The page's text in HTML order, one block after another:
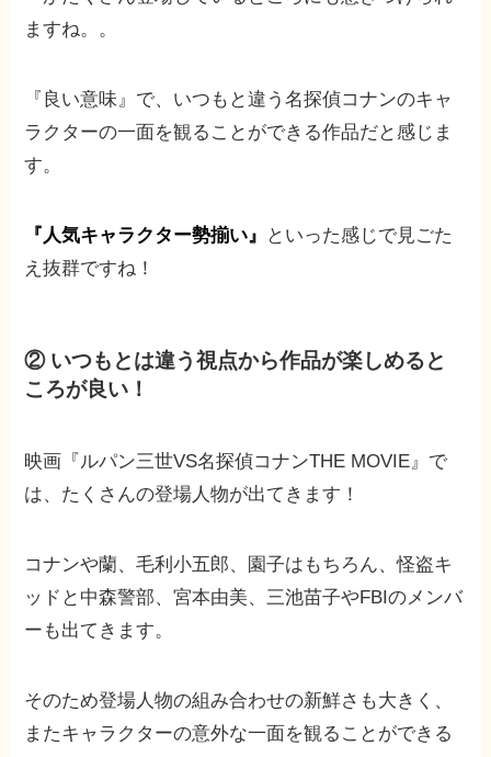
ますね。。
『良い意味』で、いつもと違う名探偵コナンのキャ
ラクターの一面を観ることができる作品だと感じま
す。
『人気キャラクター勢揃い』
といった感じで見ごた
え抜群ですね！
② いつもとは違う視点から作品が楽しめると
ころが良い！
映画『ルパン三世VS名探偵コナンTHE MOVIE』で
は、たくさんの登場人物が出てきます！
コナンや蘭、毛利小五郎、園子はもちろん、怪盗キ
ッドと中森警部、宮本由美、三池苗子やFBIのメンバ
ーも出てきます。
そのため登場人物の組み合わせの新鮮さも大きく、
またキャラクターの意外な一面を観ることができる